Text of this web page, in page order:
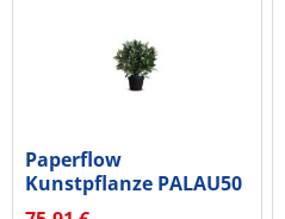
Paperflow
Kunstpflanze PALAU50
Loorbeerbaum 50cm